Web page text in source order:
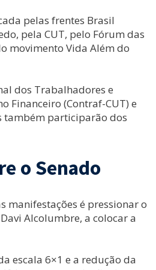
pelas frentes Brasil
pela CUT, pelo Fórum das
movimento Vida Além do
dos Trabalhadores e
Financeiro (Contraf-CUT) e
também participarão dos
o Senado
manifestações é pressionar o
Alcolumbre, a colocar a
escala 6×1 e a redução da